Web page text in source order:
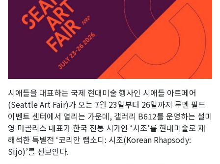
시애틀을 대표하는 국제 현대미술 행사인 시애틀 아트페어
(Seattle Art Fair)가 오는 7월 23일부터 26일까지 루멘 필드
이벤트 센터에서 열리는 가운데, 갤러리 B612를 운영하는 설미
영 마골리스 대표가 한국 전통 시가인 ‘시조’를 현대미술로 재
해석한 특별전 ‘코리안 랩소디: 시조(Korean Rhapsody:
Sijo)’를 선보인다.